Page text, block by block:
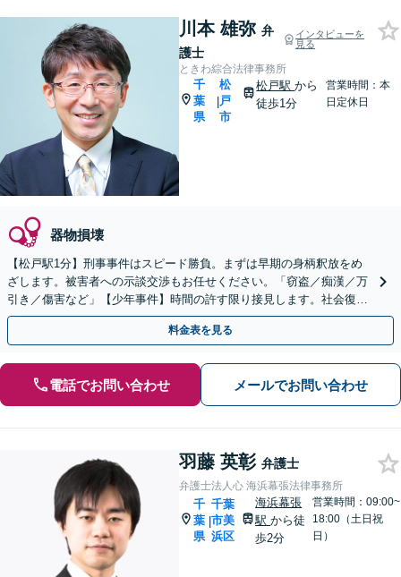
川本 雄弥 弁
護士
インタビューを
見る
ときわ綜合法律事務所
千
葉
県
|
松
戸
市
松戸駅から
徒歩1分
営業時間：本
日定休日
器物損壊
【松戸駅1分】刑事事件はスピード勝負。まずは早期の身柄釈放をめ
ざします。被害者への示談交渉もお任せください。「窃盗／痴漢／万
引き／傷害など」【少年事件】時間の許す限り接見します。社会復帰
を考えた解決を大事に。
料金表を見る
電話でお問い合わせ メールでお問い合わせ
羽藤 英彰 弁護士
弁護士法人心 海浜幕張法律事務所
千
葉
県
|
千葉
市美
浜区
海浜幕張
駅から徒
歩2分
営業時間：09:00~
18:00（土日祝
日）